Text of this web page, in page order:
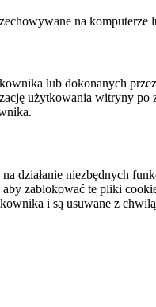
na komputerze
lub dokonanych
użytkowania witryny po
działanie niezbędnych
zablokować te pliki
i są usuwane z